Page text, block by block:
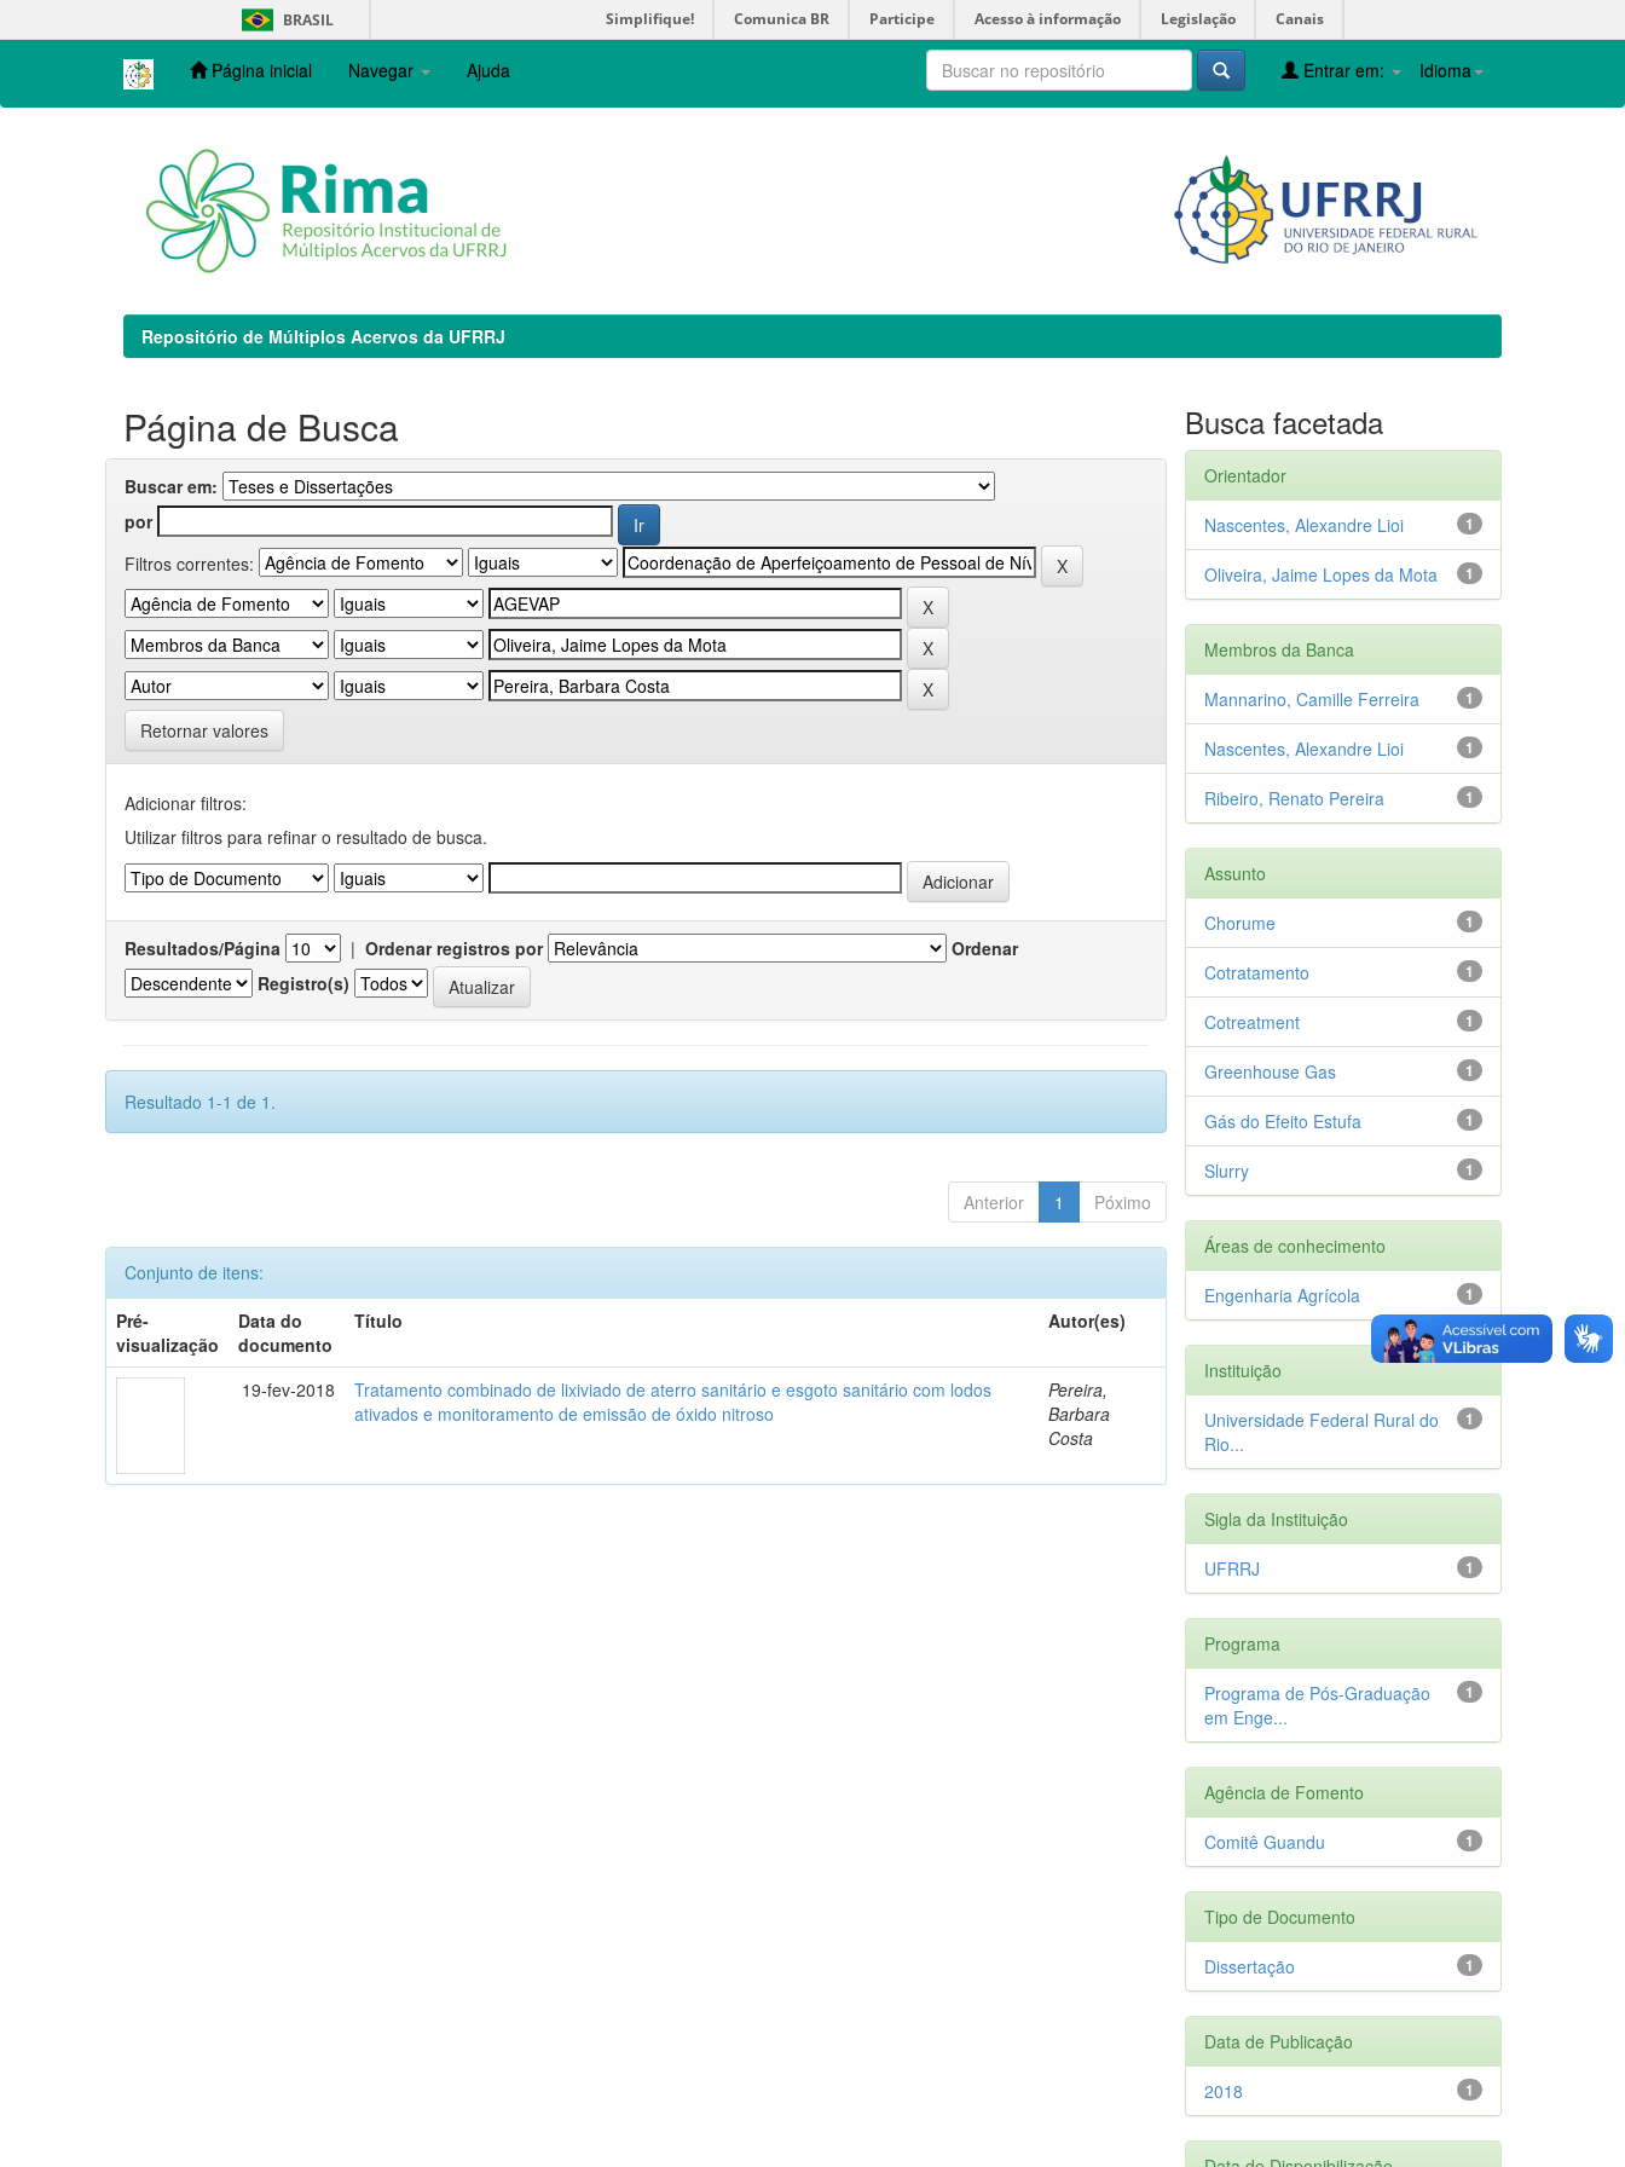
navigation
BRASIL Simplifique! Comunica BR Participe Acesso à informação Legislação Canais
Página inicial Navegar Ajuda Idioma
Entrar em:
Repositório de Múltiplos Acervos da UFRRJ
Página de Busca
Buscar em:
por
Filtros correntes:
Retornar valores
Adicionar filtros:
Utilizar filtros para refinar o resultado de busca.
Resultados/Página | Ordenar registros por
Ordenar
Registro(s)
Resultado 1-1 de 1.
Anterior 1 Póximo
Conjunto de itens:
Pré-
visualização
Data do
documento
Título Autor(es)
19-fev-2018
Tratamento combinado de lixiviado de aterro sanitário e esgoto sanitário com lodos
ativados e monitoramento de emissão de óxido nitroso
Pereira,
Barbara
Costa
Busca facetada
Orientador
1
Nascentes, Alexandre Lioi
1
Oliveira, Jaime Lopes da Mota
Membros da Banca
1
Mannarino, Camille Ferreira
1
Nascentes, Alexandre Lioi
1
Ribeiro, Renato Pereira
Assunto
1
Chorume
1
Cotratamento
1
Cotreatment
1
Greenhouse Gas
1
Gás do Efeito Estufa
1
Slurry
Áreas de conhecimento
1
Engenharia Agrícola
Instituição
1
Universidade Federal Rural do
Rio...
Sigla da Instituição
1
UFRRJ
Programa
1
Programa de Pós-Graduação
em Enge...
Agência de Fomento
1
Comitê Guandu
Tipo de Documento
1
Dissertação
Data de Publicação
1
2018